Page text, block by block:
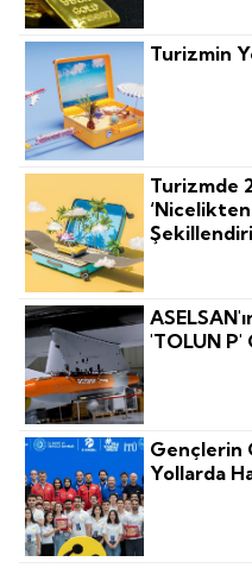
Turizmin
Turizmde
'TOLUN P'
Gençlerin
Yollarda